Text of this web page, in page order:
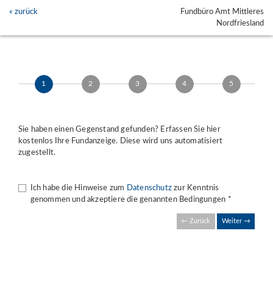
« zurück
Fundbüro Amt Mittleres
Nordfriesland
1 2 3 4 5
Sie haben einen Gegenstand gefunden? Erfassen Sie hier
kostenlos Ihre Fundanzeige. Diese wird uns automatisiert
zugestellt.
Ich habe die Hinweise zum Datenschutzzur Kenntnis
genommen und akzeptiere die genannten Bedingungen *
← Zurück Weiter →